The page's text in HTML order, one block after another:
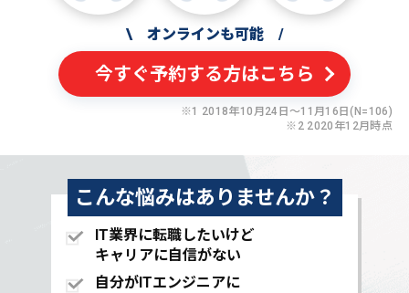
\ オンラインも可能 /
今すぐ予約する方はこちら
※1 2018年10月24日〜11月16日(N=106)
※2 2020年12月時点
こんな悩みはありませんか？
IT業界に転職したいけど
キャリアに自信がない
自分がITエンジニアに